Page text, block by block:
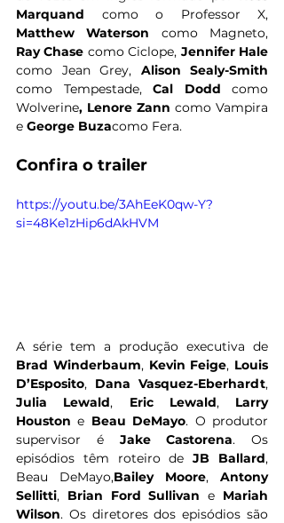
Marquand
Matthew Waterson
Ray Chase como Ciclope, Jennifer Hale
como Jean Grey, Alison Sealy-Smith
como Tempestade, Cal Dodd como
Wolverine, Lenore Zann como Vampira
e George Buzacomo Fera.
Confira o trailer
https://youtu.be/3AhEeK0qw-Y?
si=48Ke1zHip6dAkHVM
Brad Winderbaum, Kevin Feige, Louis
D’Esposito, Dana Vasquez-Eberhardt
Julia Lewald, Eric Lewald, Larry
Houston e Beau DeMayo. O produtor
supervisor é Jake Castorena. Os
episódios têm roteiro de JB Ballard,
Beau DeMayo,Bailey Moore, Antony
Sellitti, Brian Ford Sullivan e Mariah
Wilson. Os diretores dos episódios são